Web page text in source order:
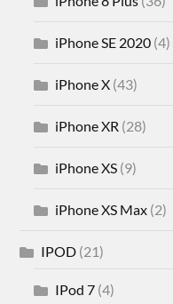
iPhone SE 2020 (4)
iPhone X (43)
iPhone XR (28)
iPhone XS (9)
iPhone XS Max (2)
IPOD (21)
IPod 7 (4)